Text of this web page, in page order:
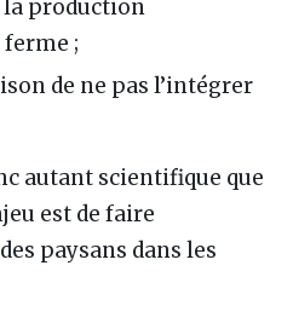
production
;
de ne pas l’intégrer
autant scientifique que
est de faire
paysans dans les